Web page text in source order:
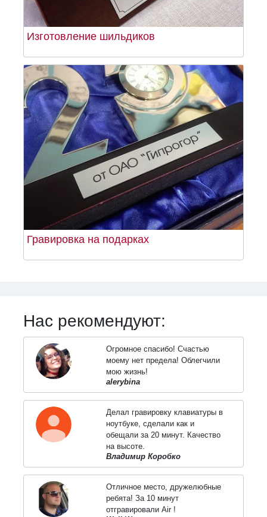
Изготовление шильдиков
Гравировка на подарках
Нас рекомендуют:
Огромное спасибо! Счастью
моему нет предела! Облегчили
мою жизнь!
alerybina
Делал гравировку клавиатуры в
ноутбуке, сделали как и
обещали за 20 минут. Качество
на высоте.
Владимир Коробко
Отличное место, дружелюбные
ребята! За 10 минут
отгравировали Air !